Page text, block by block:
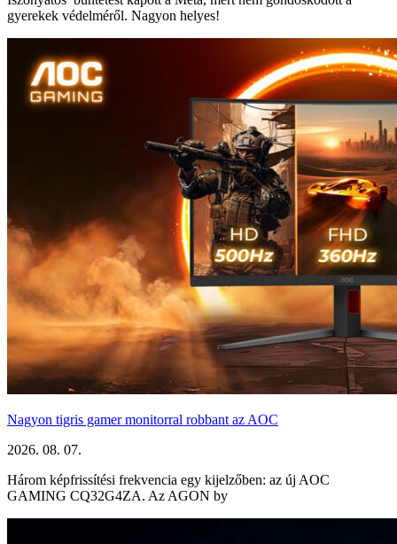
gyerekek védelméről. Nagyon helyes!
Nagyon tigris gamer monitorral robbant az AOC
2026. 08. 07.
Három képfrissítési frekvencia egy kijelzőben: az új AOC
GAMING CQ32G4ZA. Az AGON by